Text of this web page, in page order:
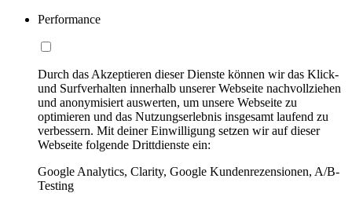
Performance
Durch das Akzeptieren dieser Dienste können wir das Klick-
und Surfverhalten innerhalb unserer Webseite nachvollziehen
und anonymisiert auswerten, um unsere Webseite zu
optimieren und das Nutzungserlebnis insgesamt laufend zu
verbessern. Mit deiner Einwilligung setzen wir auf dieser
Webseite folgende Drittdienste ein:
Google Analytics, Clarity, Google Kundenrezensionen, A/B-
Testing